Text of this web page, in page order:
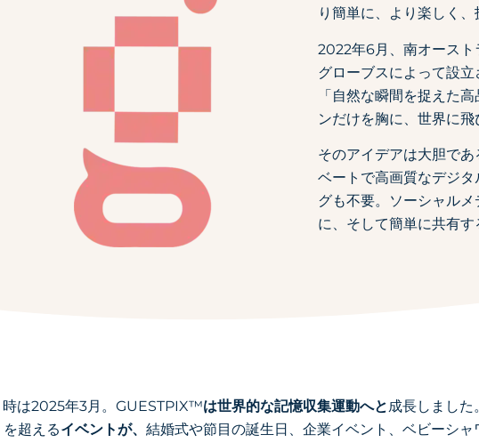
り簡単に、より楽しく
2022年6月、南オースト
グローブスによって設
「自然な瞬間を捉えた
ンだけを胸に、世界に飛
そのアイデアは大胆で
ベートで高画質なデジ
グも不要。ソーシャル
に、そして簡単に共有す
時は2025年3月。GUESTPIX™は世界的な記憶収集運動へと成長しました
を超えるイベントが、 結婚式や節目の誕生日、企業イベント、ベビーシャ